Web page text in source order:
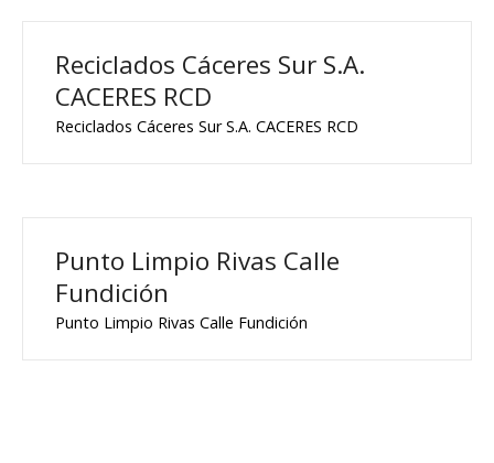
Reciclados Cáceres Sur S.A.
CACERES RCD
Reciclados Cáceres Sur S.A. CACERES RCD
Punto Limpio Rivas Calle
Fundición
Punto Limpio Rivas Calle Fundición